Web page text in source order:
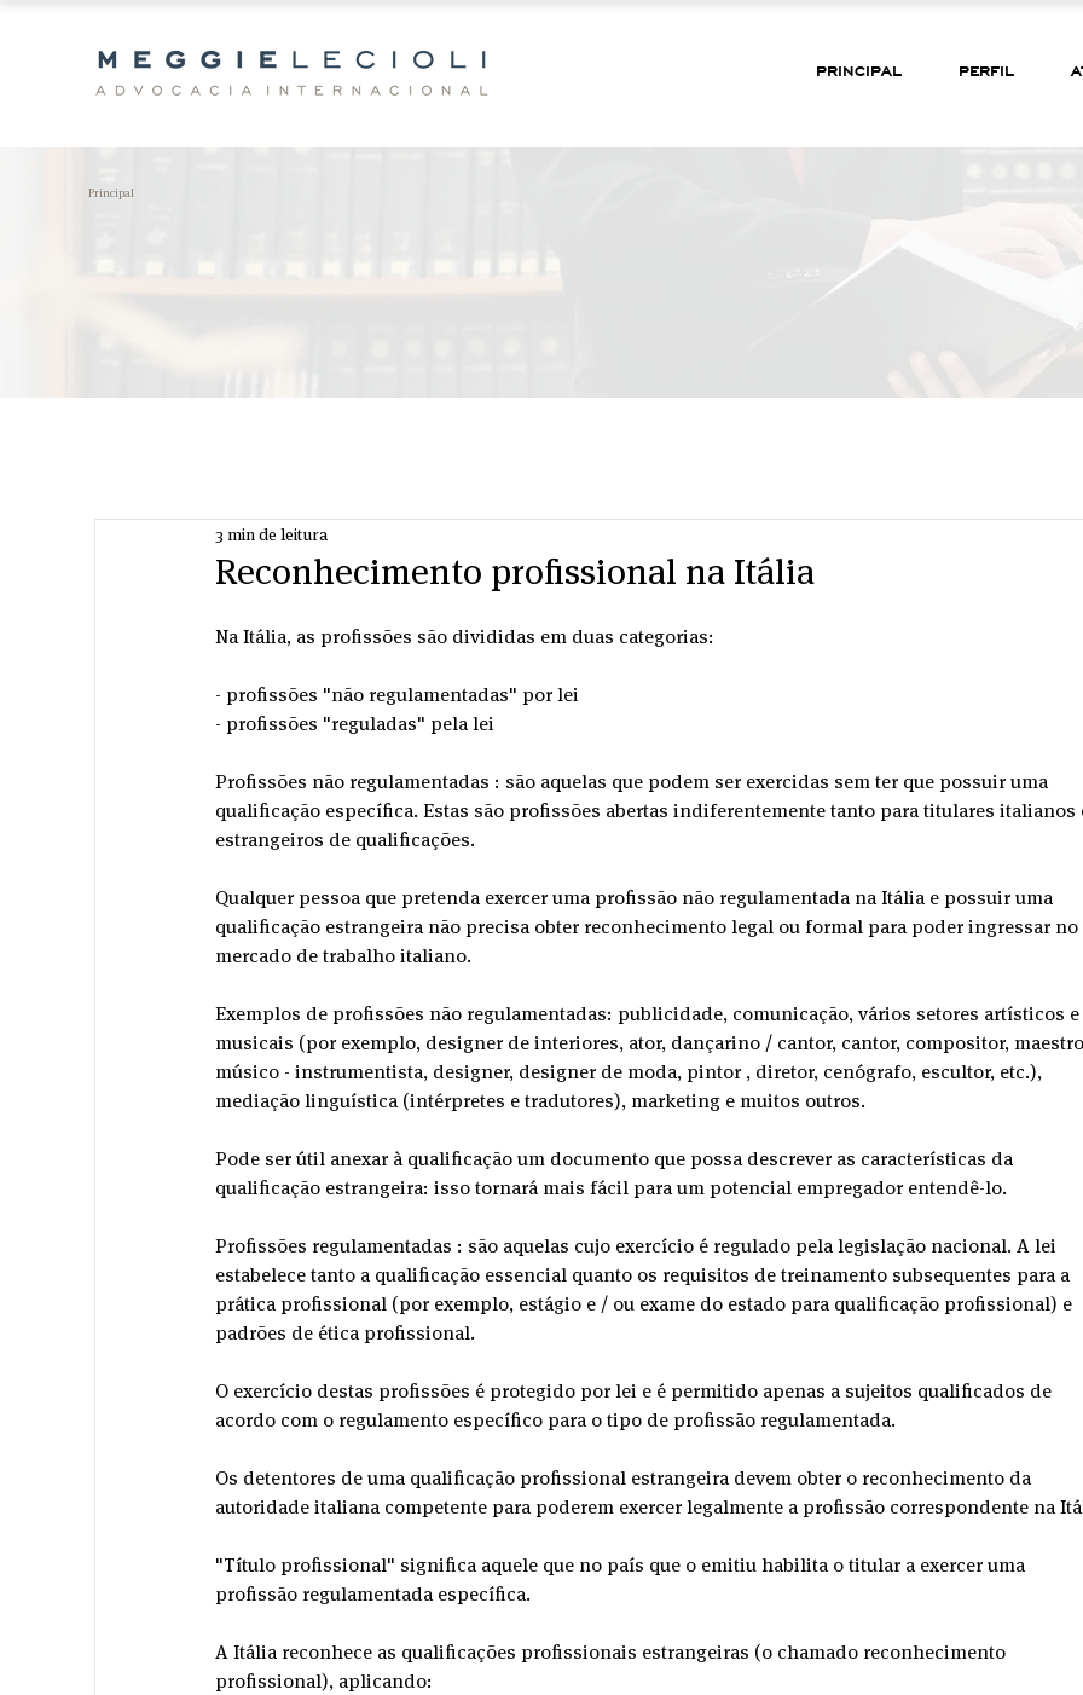
PRINCIPAL PERFIL
Principal
Reconhecimento profissional na Itália
3 min de leitura
Na Itália, as profissões são divididas em duas categorias:
- profissões "não regulamentadas" por lei
- profissões "reguladas" pela lei
Profissões não regulamentadas : são aquelas que podem ser exercidas sem ter que possuir uma
qualificação específica. Estas são profissões abertas indiferentemente tanto para titulares italianos
estrangeiros de qualificações.
Qualquer pessoa que pretenda exercer uma profissão não regulamentada na Itália e possuir uma
qualificação estrangeira não precisa obter reconhecimento legal ou formal para poder ingressar no
mercado de trabalho italiano.
Exemplos de profissões não regulamentadas: publicidade, comunicação, vários setores artísticos e
musicais (por exemplo, designer de interiores, ator, dançarino / cantor, cantor, compositor,
músico - instrumentista, designer, designer de moda, pintor , diretor, cenógrafo, escultor, etc.),
mediação linguística (intérpretes e tradutores), marketing e muitos outros.
Pode ser útil anexar à qualificação um documento que possa descrever as características da
qualificação estrangeira: isso tornará mais fácil para um potencial empregador entendê-lo.
Profissões regulamentadas : são aquelas cujo exercício é regulado pela legislação nacional. A lei
estabelece tanto a qualificação essencial quanto os requisitos de treinamento subsequentes para a
prática profissional (por exemplo, estágio e / ou exame do estado para qualificação profissional) e
padrões de ética profissional.
O exercício destas profissões é protegido por lei e é permitido apenas a sujeitos qualificados de
acordo com o regulamento específico para o tipo de profissão regulamentada.
Os detentores de uma qualificação profissional estrangeira devem obter o reconhecimento da
autoridade italiana competente para poderem exercer legalmente a profissão correspondente na
"Título profissional" significa aquele que no país que o emitiu habilita o titular a exercer uma
profissão regulamentada específica.
A Itália reconhece as qualificações profissionais estrangeiras (o chamado reconhecimento
profissional), aplicando: